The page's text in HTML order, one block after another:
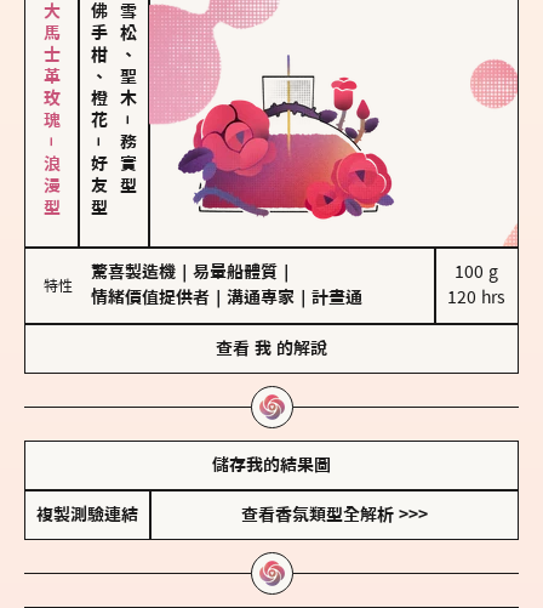
大馬士革玫瑰－浪漫型 佛手柑、橙花
－
好友型
雪松、聖木
－
務實型
特性
驚喜製造機 易暈船體質
情緒價值提供者
溝通專家 計畫通
100 g
120 hrs
查看 我 的解說
儲存我的結果圖
複製測驗連結 查看香氛類型全解析 >>>